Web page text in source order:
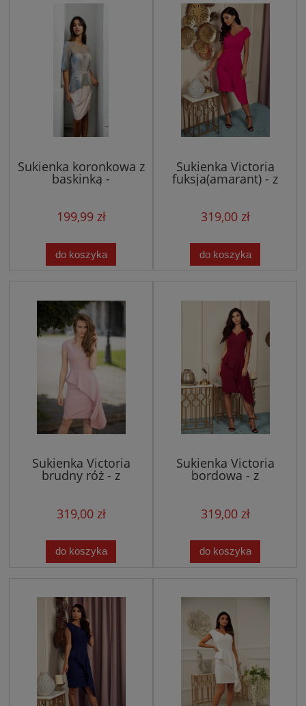
Sukienka koronkowa z
baskinką -
szarość/pudrowy róż
199,99 zł
do koszyka
Sukienka Victoria
fuksja(amarant) - z
asymetryczną baskinką
319,00 zł
do koszyka
Sukienka Victoria
brudny róż - z
asymetryczną baskinką
319,00 zł
do koszyka
Sukienka Victoria
bordowa - z
319,00 zł
do koszyka